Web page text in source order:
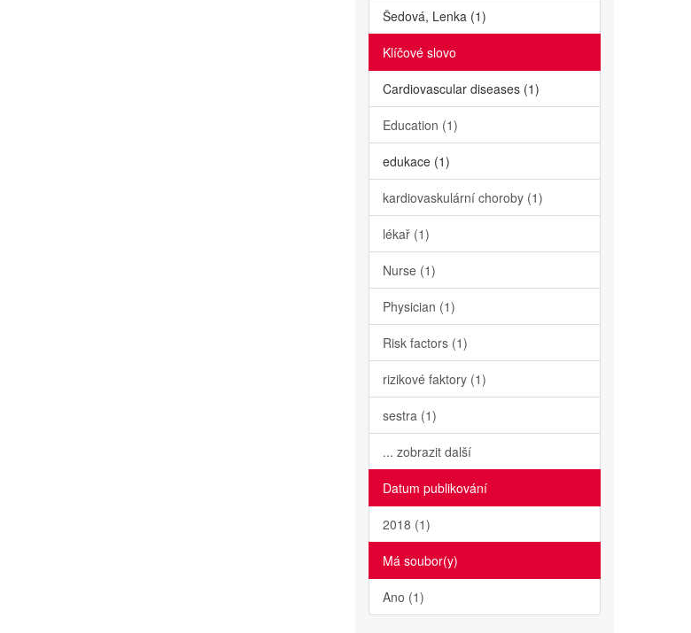
Šedová, Lenka (1)
Klíčové slovo
Cardiovascular diseases (1)
Education (1)
edukace (1)
kardiovaskulární choroby (1)
lékař (1)
Nurse (1)
Physician (1)
Risk factors (1)
rizikové faktory (1)
sestra (1)
... zobrazit další
Datum publikování
2018 (1)
Má soubor(y)
Ano (1)